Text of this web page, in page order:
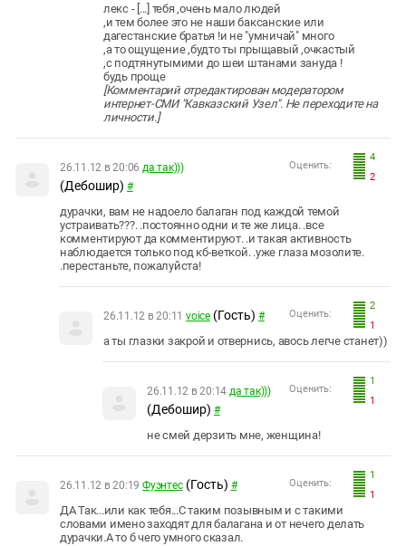
лекс - [...] тебя ,очень мало людей
,и тем более это не наши баксанские или
дагестанские братья !и не "умничай" много
,а то ощущение ,будто ты прыщавый ,очкастый
,с подтянутымими до шеи штанами зануда !
будь проще
[Комментарий отредактирован модератором
интернет-СМИ "Кавказский Узел". Не переходите на
личности.]
4
2
Оценить:
26.11.12 в 20:06 да так)))
(Дебошир) #
дурачки, вам не надоело балаган под каждой темой
устраивать???. .постоянно одни и те же лица. .все
комментируют да комментируют. .и такая активность
наблюдается только под кб-веткой. .уже глаза мозолите.
.перестаньте, пожалуйста!
2
1
Оценить:
26.11.12 в 20:11 voice (Гость) #
а ты глазки закрой и отвернись, авось легче станет))
1
1
Оценить:
26.11.12 в 20:14 да так)))
(Дебошир) #
не смей дерзить мне, женщина!
1
1
Оценить:
26.11.12 в 20:19 Фуэнтес (Гость) #
ДА Так...или как тебя...С таким позывным и с такими
словами имено заходят для балагана и от нечего делать
дурачки.А то б чего умного сказал.